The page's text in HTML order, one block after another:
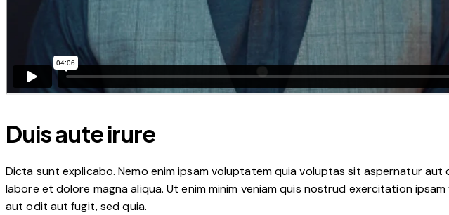
Duis aute irure
Dicta sunt explicabo. Nemo enim ipsam voluptatem quia voluptas sit aspernatur
labore et dolore magna aliqua. Ut enim minim veniam quis nostrud exercitation
aut odit aut fugit, sed quia.